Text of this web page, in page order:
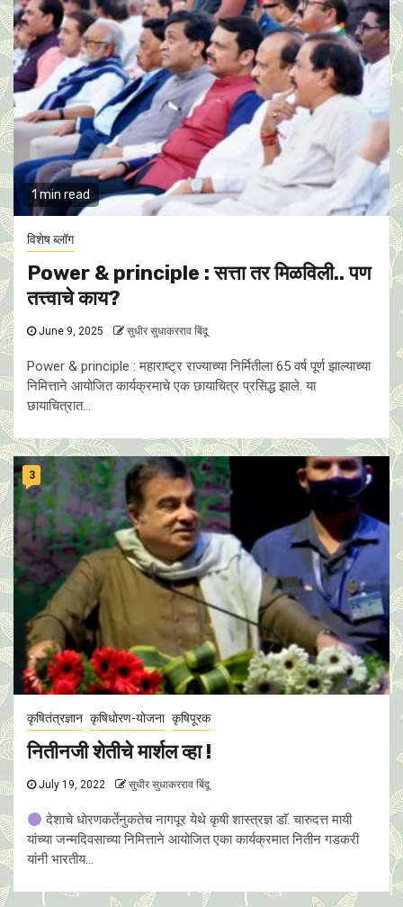
1 min read
विशेष ब्लॉग
Power & principle : सत्ता तर मिळविली.. पण
तत्त्वाचे काय?
June 9, 2025 सुधीर सुधाकरराव बिंदू
Power & principle : महाराष्ट्र राज्याच्या निर्मितीला 65 वर्ष पूर्ण झाल्याच्या
निमित्ताने आयोजित कार्यक्रमाचे एक छायाचित्र प्रसिद्ध झाले. या
छायाचित्रात...
3
कृषितंत्रज्ञान कृषिधोरण-योजना कृषिपूरक
नितीनजी शेतीचे मार्शल व्हा !
July 19, 2022 सुधीर सुधाकरराव बिंदू
देशाचे धाेरणकर्तेनुकतेच नागपूर येथे कृषी शास्त्रज्ञ डाॅ. चारुदत्त मायी
यांच्या जन्मदिवसाच्या निमित्ताने आयोजित एका कार्यक्रमात नितीन गडकरी
यांनी भारतीय...